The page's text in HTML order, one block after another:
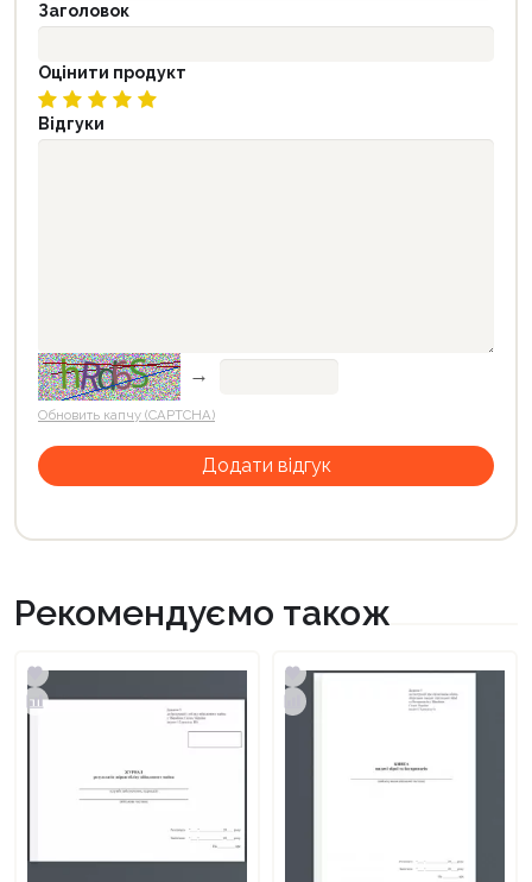
Заголовок
Оцінити продукт
Відгуки
→
Обновить капчу (CAPTCHA)
Рекомендуємо також